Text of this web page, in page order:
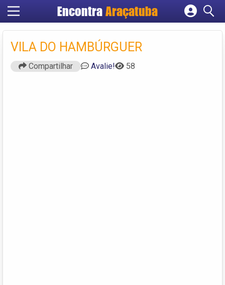
Encontra Araçatuba
Cadastrar empresa
Criar conta
VILA DO HAMBÚRGUER
Compartilhar Avalie! 58